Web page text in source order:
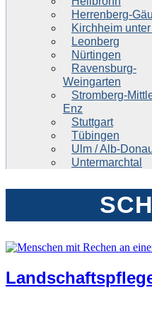
Herrenberg-Gäu
Kirchheim
Leonberg
Nürtingen
Ravensburg-
Weingarten
Stromberg-
Enz
Stuttgart
Tübingen
Ulm / Alb-
Untermarchtal